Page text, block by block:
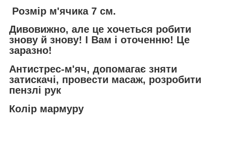
Розмір м'ячика 7 см.
Дивовижно, але це хочеться робити
знову й знову! І Вам і оточенню! Це
заразно!
Антистрес-м'яч, допомагає зняти
затискачі, провести масаж, розробити
пензлі рук
Колір мармуру